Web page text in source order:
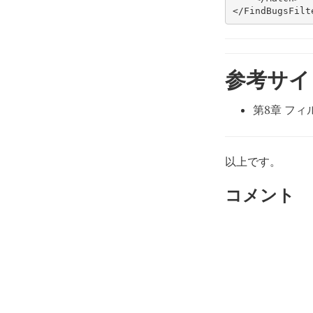
</
参考サイ
第8章 フィ
以上です。
コメント